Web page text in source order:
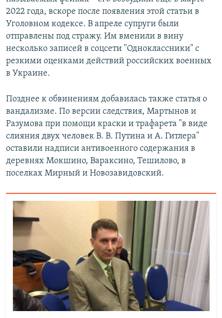
2022 года, вскоре после появления этой статьи в
Уголовном кодексе. В апреле супруги были
отправлены под стражу. Им вменили в вину
несколько записей в соцсети "Одноклассники" с
резкими оценками действий российских военных
в Украине.
Позднее к обвинениям добавилась также статья о
вандализме. По версии следствия, Мартынов и
Разумова при помощи краски и трафарета "в виде
слияния двух человек В. В. Путина и А. Гитлера"
оставили надписи антивоенного содержания в
деревнях Мокшино, Вараксино, Тешилово, в
поселках Мирный и Новозавидовский.